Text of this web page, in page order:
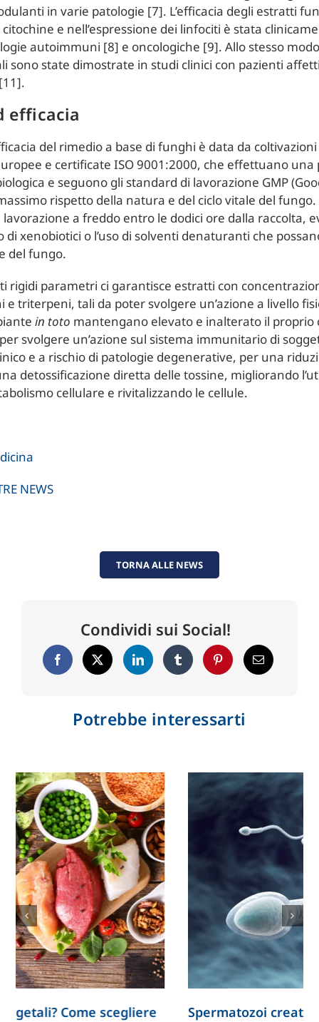
in varie patologie [7]. L’efficacia degli estratti
e nell’espressione dei linfociti è stata
autoimmuni [8] e oncologiche [9]. Allo stesso
sono state dimostrate in studi clinici con pazienti
efficacia
del rimedio a base di funghi è data da
e certificate ISO 9001:2000, che effettuano una
e seguono gli standard di lavorazione GMP
rispetto della natura e del ciclo vitale del
lavorazione a freddo entro le dodici ore dalla raccolta,
di xenobiotici o l’uso di solventi denaturanti che
del fungo.
rigidi parametri ci garantisce estratti con
e triterpeni, tali da poter svolgere un’azione a livello
in toto mantengano elevato e inalterato il proprio
svolgere un’azione sul sistema immunitario di
e a rischio di patologie degenerative, per una
detossificazione diretta delle tossine, migliorando
cellulare e rivitalizzando le cellule.
NEWS
TORNA ALLE NEWS
Condividi sui Social!
Potrebbe interessarti
Spermatozoi creati in laboratorio: la ricerca